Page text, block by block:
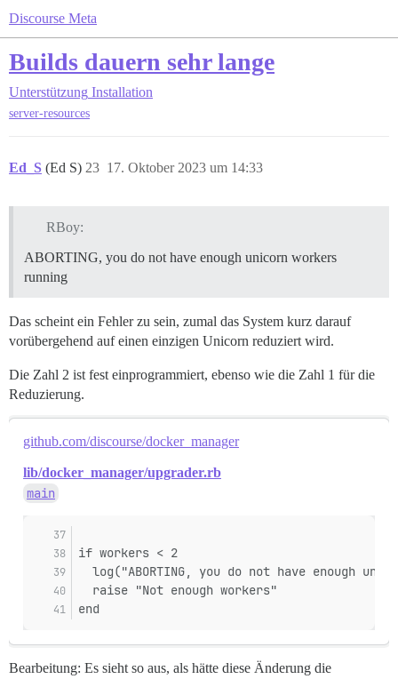
Discourse Meta
Builds dauern sehr lange
Unterstützung Installation
server-resources
Ed_S (Ed S) 17. Oktober 2023 um 14:33
23
RBoy:
ABORTING, you do not have enough unicorn workers
running
Das scheint ein Fehler zu sein, zumal das System kurz darauf
vorübergehend auf einen einzigen Unicorn reduziert wird.
Die Zahl 2 ist fest einprogrammiert, ebenso wie die Zahl 1 für die
Reduzierung.
github.com/discourse/docker_manager
lib/docker_manager/upgrader.rb
main
if workers < 2
log("ABORTING, you do not have enough
  raise "Not enough workers"
end
Bearbeitung: Es sieht so aus, als hätte diese Änderung die